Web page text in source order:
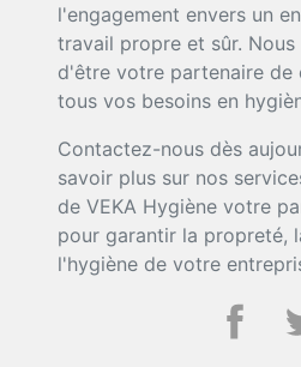
l'engagement envers un
travail propre et sûr. Nous
d'être votre partenaire de
tous vos besoins en
Contactez-nous dès
savoir plus sur nos
de VEKA Hygiène votre
pour garantir la propreté,
l'hygiène de votre